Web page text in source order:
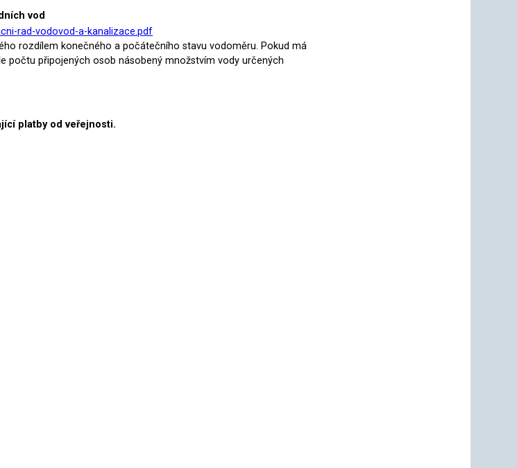
vod
rad-vodovod-a-kanalizace.pdf
rozdílem konečného a počátečního stavu vodoměru. Pokud má
počtu připojených osob násobený množstvím vody určených
platby od veřejnosti.